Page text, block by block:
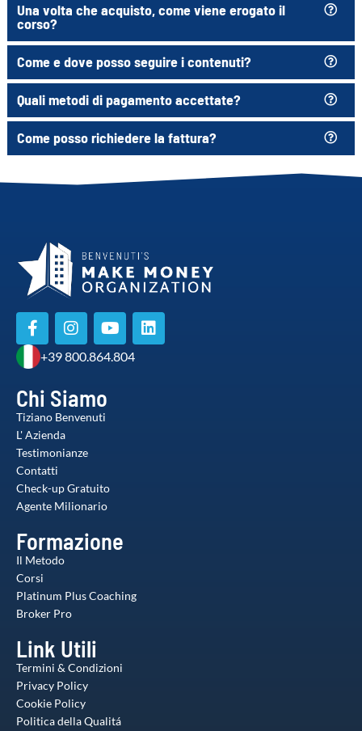
Una volta che acquisto, come viene erogato il
corso?
Come e dove posso seguire i contenuti?
Quali metodi di pagamento accettate?
Come posso richiedere la fattura?
+39 800.864.804
Chi Siamo
Tiziano Benvenuti
L' Azienda
Testimonianze
Contatti
Check-up Gratuito
Agente Milionario
Formazione
Il Metodo
Corsi
Platinum Plus Coaching
Broker Pro
Link Utili
Termini & Condizioni
Privacy Policy
Cookie Policy
Politica della Qualitá